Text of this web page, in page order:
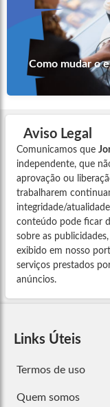
Como mudar o
Aviso Legal
Comunicamos que
independente, que
aprovação ou
trabalharem
integridade/
conteúdo pode ficar
sobre as
exibido em nosso
serviços prestados
anúncios.
Links Úteis
Termos de uso
Quem somos